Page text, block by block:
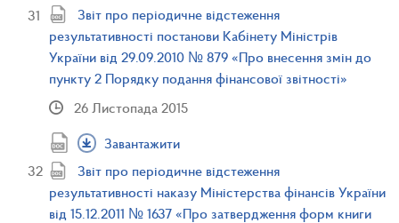
Звіт про періодичне відстеження
результативності постанови Кабінету Міністрів
України від 29.09.2010 № 879 «Про внесення змін до
пункту 2 Порядку подання фінансової звітності»
26 Листопада 2015
Завантажити
Звіт про періодичне відстеження
результативності наказу Міністерства фінансів України
від 15.12.2011 № 1637 «Про затвердження форм книги